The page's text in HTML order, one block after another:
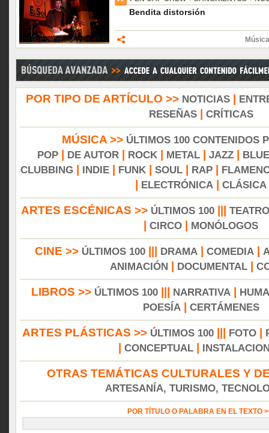
Bendita distorsión
POR TIPO DE ARTÍCULO >> NOTICIAS|
RESEÑAS| CRÍTICAS
MÚSICA >> ÚLTIMOS 100 CONTENIDOS
POP
DE AUTOR ROCK METAL JAZZ
CLUBBING
INDIE FUNK SOUL RAP
ELECTRÓNICA CLÁSICA
ARTES ESCÉNICAS >> ÚLTIMOS 100||| TEATRO
CIRCO MONÓLOGOS
CINE >> ÚLTIMOS 100 DRAMA COMEDIA
ANIMACIÓN
DOCUMENTAL|
LIBROS >> ÚLTIMOS 100 NARRATIVA
POESÍA| CERTÁMENES
ARTES PLÁSTICAS >> ÚLTIMOS 100 FOTO
CONCEPTUAL
OTRAS TEMÁTICAS CULTURALES Y
ARTESANÍA, TURISMO,
POR TÍTULO O PALABRA EN EL TEXTO